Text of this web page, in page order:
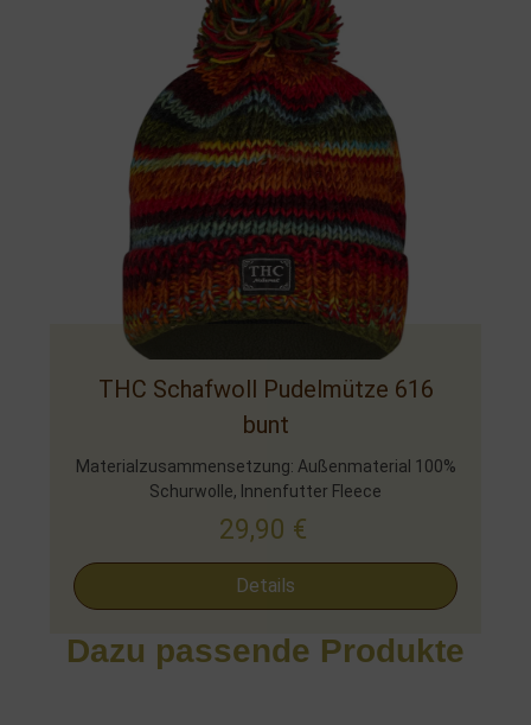
THC Schafwoll Pudelmütze 616
bunt
Materialzusammensetzung: Außenmaterial 100%
Schurwolle, Innenfutter Fleece
29,90 €
Details
Dazu passende Produkte